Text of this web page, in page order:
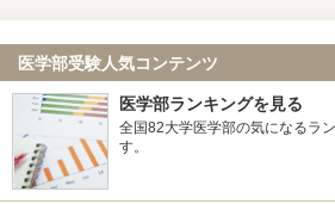
医学部受験人気コンテンツ
医学部ランキングを見る
全国82大学医学部の気になるラ
す。